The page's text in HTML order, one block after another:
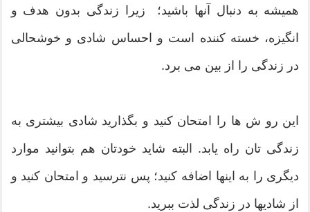
همیشه به دنبال آنها باشید؛ زیرا زندگی بدون هدف و
انگیزه، خسته کننده است و احساس شادی و خوشحالی
در زندگی را از بین می برد.
این رو ش ها را امتحان کنید و بگذارید شادی بیشتری به
زندگی تان راه یابد. البته شاید خودتان هم بتوانید موارد
دیگری را به اینها اضافه کنید؛ پس نترسید و امتحان کنید و
از شادیها در زندگی لذت ببرید.